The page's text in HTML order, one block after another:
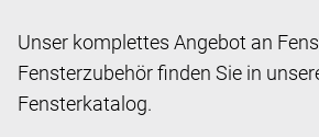
Unser komplettes Angebot an
Fensterzubehör finden Sie in
Fensterkatalog.